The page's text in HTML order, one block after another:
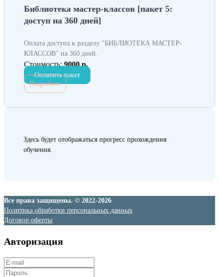
Библиотека мастер-классов [пакет 5:
доступ на 360 дней]
Оплата доступа к разделу "БИБЛИОТЕКА МАСТЕР-
КЛАССОВ" на 360 дней.
Стоимость: 9000 р.
Оплатить пакет
Подробнее
Здесь будет отображаться прогресс прохождения
обучения.
Все права защищены. © 2022-2026
Политика обработки персональных данных
Договор оферты
Авторизация